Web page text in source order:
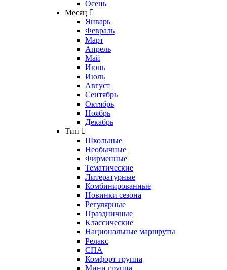
Осень
Месяц
Январь
Февраль
Март
Апрель
Май
Июнь
Июль
Август
Сентябрь
Октябрь
Ноябрь
Декабрь
Тип
Школьные
Необычные
Фирменные
Тематические
Литературные
Комбинированные
Новинки сезона
Регулярные
Праздничные
Классические
Национальные маршруты
Релакс
СПА
Комфорт группа
Мини группа